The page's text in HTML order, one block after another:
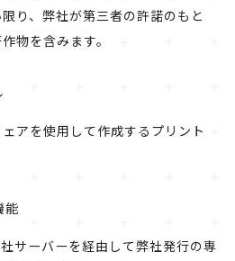
り、弊社が第三者の許諾のもと
物を含みます。
アを使用して作成するプリント
能
サーバーを経由して弊社発行の専